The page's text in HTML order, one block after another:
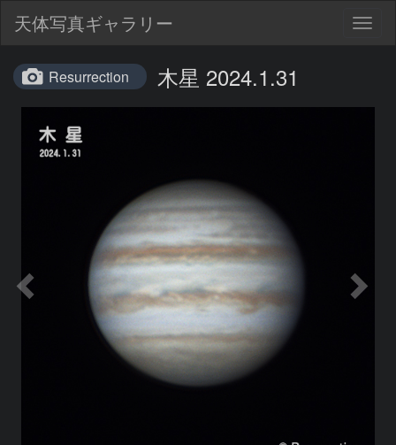
天体写真ギャラリー
Resurrection 木星 2024.1.31